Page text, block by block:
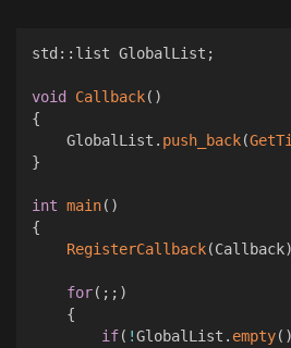
std :: list GlobalList ;
void Callback( )
{
    GlobalList
. push_back(
}
int main( )
{
RegisterCallback(Callback)
for( ; ; )
{
if( !GlobalList . empty( )